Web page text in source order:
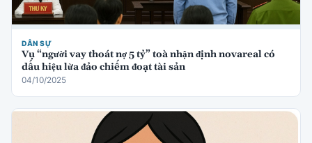
DÂN SỰ
Vụ “người vay thoát nợ 5 tỷ” toà nhận định novareal có
dấu hiệu lừa đảo chiếm đoạt tài sản
04/10/2025